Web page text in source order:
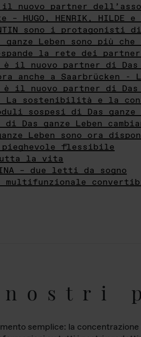
il nuovo partner
– HUGO, HENRIK, HILDE e
sono i protagonisti
ganze Leben sono più
espande la rete dei
il nuovo partner di Das
anche a Saarbrücken
il nuovo partner di Das
- La sostenibilità e la
sospesi di Das ganze
Das ganze Leben
Leben sono ora
pieghevole flessibile
la vita
– due letti da sogno
multifunzionale
nostri
semplice: la